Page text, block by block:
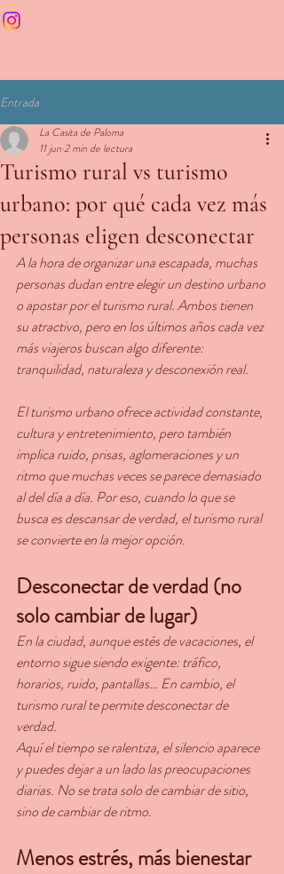
Entrada
Turismo rural vs turismo
urbano: por qué cada vez más
personas eligen desconectar
La Casita de Paloma
11 jun2 min de lectura
A la hora de organizar una escapada, muchas
personas dudan entre elegir un destino urbano
o apostar por el turismo rural. Ambos tienen
su atractivo, pero en los últimos años cada vez
más viajeros buscan algo diferente:
tranquilidad, naturaleza y desconexión real.
El turismo urbano ofrece actividad constante,
cultura y entretenimiento, pero también
implica ruido, prisas, aglomeraciones y un
ritmo que muchas veces se parece demasiado
al del día a día. Por eso, cuando lo que se
busca es descansar de verdad, el turismo rural
se convierte en la mejor opción.
Desconectar de verdad (no
solo cambiar de lugar)
En la ciudad, aunque estés de vacaciones, el
entorno sigue siendo exigente: tráfico,
horarios, ruido, pantallas… En cambio, el
turismo rural te permite desconectar de
verdad.
Aquí el tiempo se ralentiza, el silencio aparece
y puedes dejar a un lado las preocupaciones
diarias. No se trata solo de cambiar de sitio,
sino de cambiar de ritmo.
Menos estrés, más bienestar